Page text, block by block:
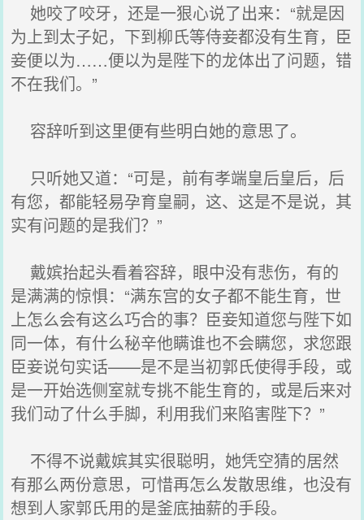
她咬了咬牙，还是一狠心说了出来：“就是因
为上到太子妃，下到柳氏等侍妾都没有生育，臣
妾便以为……便以为是陛下的龙体出了问题，错
不在我们。”
容辞听到这里便有些明白她的意思了。
只听她又道：“可是，前有孝端皇后皇后，后
有您，都能轻易孕育皇嗣，这、这是不是说，其
实有问题的是我们？”
戴嫔抬起头看着容辞，眼中没有悲伤，有的
是满满的惊惧：“满东宫的女子都不能生育，世
上怎么会有这么巧合的事？臣妾知道您与陛下如
同一体，有什么秘辛他瞒谁也不会瞒您，求您跟
臣妾说句实话——是不是当初郭氏使得手段，或
是一开始选侧室就专挑不能生育的，或是后来对
我们动了什么手脚，利用我们来陷害陛下？”
不得不说戴嫔其实很聪明，她凭空猜的居然
有那么两份意思，可惜再怎么发散思维，也没有
想到人家郭氏用的是釜底抽薪的手段。